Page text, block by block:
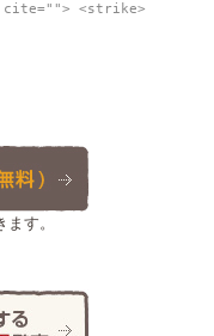
cite=""> <strike>
す。